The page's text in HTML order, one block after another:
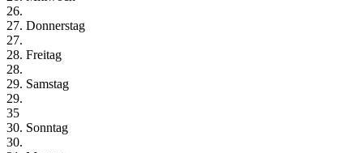
26.
27. Donnerstag
27.
28. Freitag
28.
29. Samstag
29.
35
30. Sonntag
30.